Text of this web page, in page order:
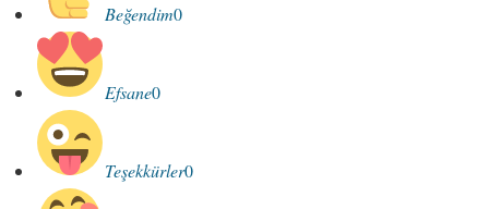
Beğendim0
Efsane0
Teşekkürler0